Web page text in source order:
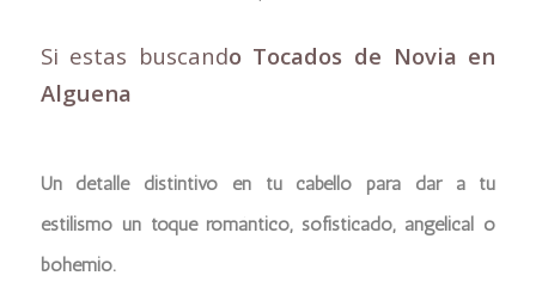
Si estas buscando Tocados de Novia en
Alguena
Un detalle distintivo en tu cabello para dar a tu
estilismo un toque romántico, sofisticado, angelical o
bohemio.